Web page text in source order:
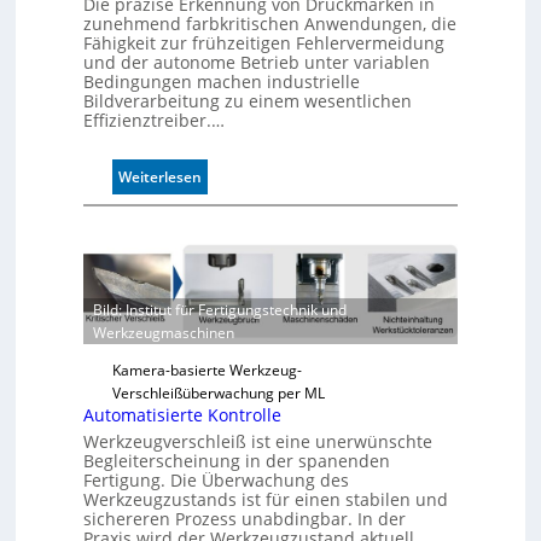
zunehmend farbkritischen Anwendungen, die
Fähigkeit zur frühzeitigen Fehlervermeidung
und der autonome Betrieb unter variablen
Bedingungen machen industrielle
Bildverarbeitung zu einem wesentlichen
Effizienztreiber.…
Weiterlesen
Z
v
e
r
l
ä
s
i
g
e
D
r
u
Bild: Institut für Fertigungstechnik und
Werkzeugmaschinen
Kamera-basierte Werkzeug-
Verschleißüberwachung per ML
Automatisierte Kontrolle
Werkzeugverschleiß ist eine unerwünschte
Begleiterscheinung in der spanenden
Fertigung. Die Überwachung des
Werkzeugzustands ist für einen stabilen und
sichereren Prozess unabdingbar. In der